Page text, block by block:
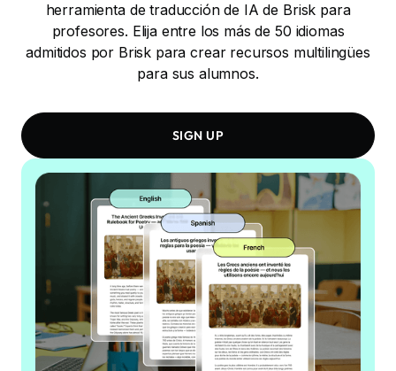
herramienta de traducción de IA de Brisk para
profesores. Elija entre los más de 50 idiomas
admitidos por Brisk para crear recursos multilingües
para sus alumnos.
SIGN UP